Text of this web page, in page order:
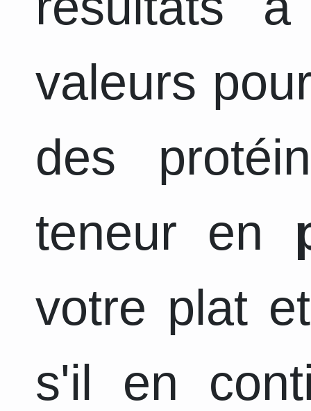
valeurs
des
teneur en
votre plat
s'il en